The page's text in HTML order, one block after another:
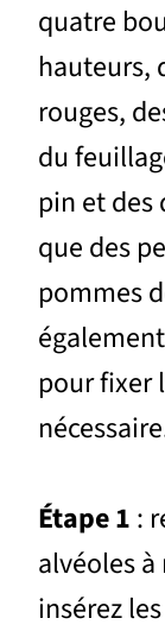
quatre
hauteurs,
rouges,
du
pin et des
que des
pommes
pour fixer
Étape 1 :
alvéoles
insérez